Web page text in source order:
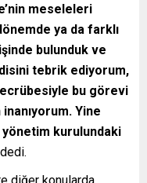
meseleleri
ya da farklı
bulunduk ve
tebrik ediyorum,
bu görevi
inanıyorum. Yine
kurulundaki
dedi.
diğer konularda